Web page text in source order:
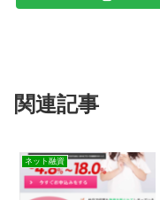
関連記事
ネット融資